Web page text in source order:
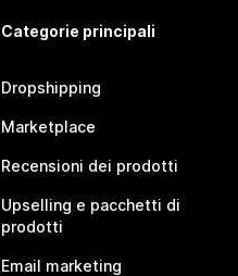
Categorie principali
Dropshipping
Marketplace
Recensioni dei prodotti
Upselling e pacchetti di
prodotti
Email marketing